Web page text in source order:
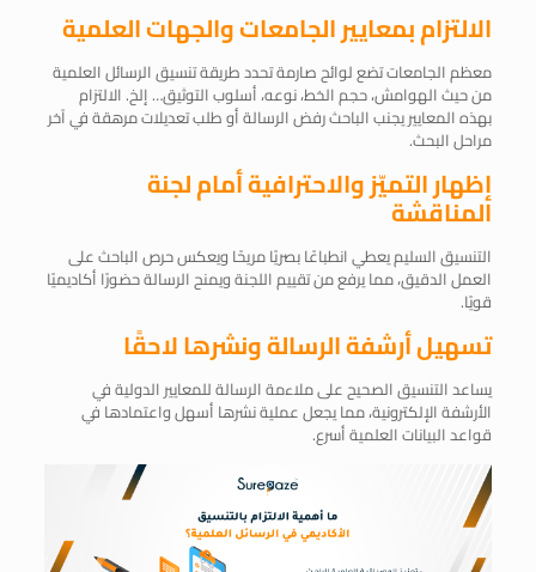
الالتزام بمعايير الجامعات والجهات العلمية
معظم الجامعات تضع لوائح صارمة تحدد طريقة تنسيق الرسائل العلمية
من حيث الهوامش، حجم الخط، نوعه، أسلوب التوثيق… إلخ. الالتزام
بهذه المعايير يجنب الباحث رفض الرسالة أو طلب تعديلات مرهقة في آخر
مراحل البحث.
إظهار التميّز والاحترافية أمام لجنة
المناقشة
التنسيق السليم يعطي انطباعًا بصريًا مريحًا ويعكس حرص الباحث على
العمل الدقيق، مما يرفع من تقييم اللجنة ويمنح الرسالة حضورًا أكاديميًا
قويًا.
تسهيل أرشفة الرسالة ونشرها لاحقًا
يساعد التنسيق الصحيح على ملاءمة الرسالة للمعايير الدولية في
الأرشفة الإلكترونية، مما يجعل عملية نشرها أسهل واعتمادها في
قواعد البيانات العلمية أسرع.